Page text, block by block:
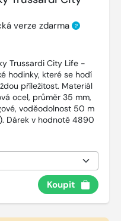
verze zdarma ?
Trussardi City Life -
hodinky, které se hodí
příležitost. Materiál
ocel, průměr 35 mm,
voděodolnost 50 m
Dárek v hodnotě 4890
Koupit